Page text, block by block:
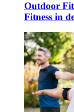
Outdoor
Fitness in